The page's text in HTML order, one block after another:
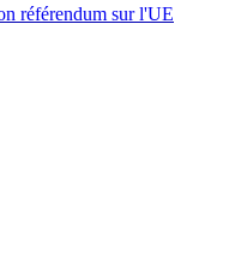
référendum sur l'UE